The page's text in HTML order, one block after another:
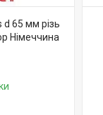
d 65 мм різь
Німеччина